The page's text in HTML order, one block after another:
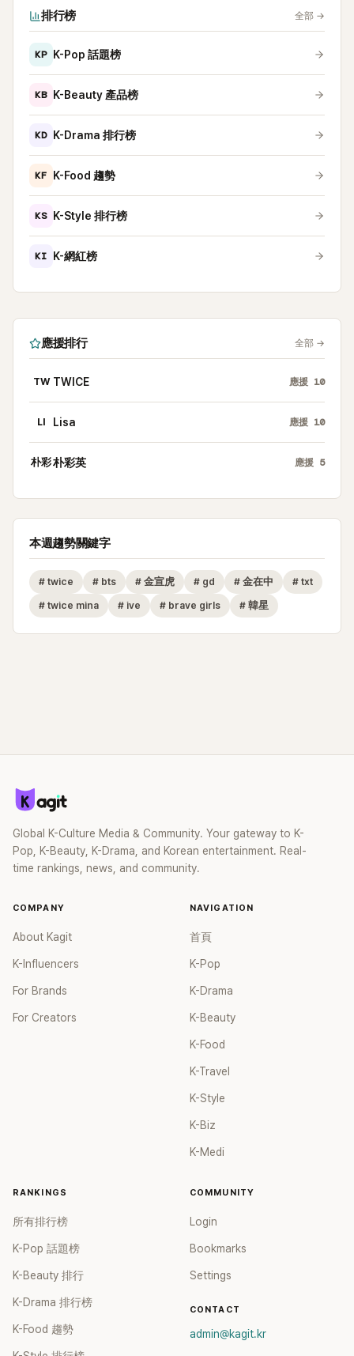
排行榜 全部 →
KP K-Pop 話題榜
KB K-Beauty 產品榜
KD K-Drama 排行榜
KF K-Food 趨勢
KS K-Style 排行榜
KI K-網紅榜
應援排行 全部 →
TW TWICE 應援 10
LI Lisa 應援 10
朴彩朴彩英 應援 5
本週趨勢關鍵字
# twice # bts # 金宣虎 # gd # 金在中 # txt
# twice mina # ive # brave girls # 韓星
Global K-Culture Media & Community. Your gateway to K-
Pop, K-Beauty, K-Drama, and Korean entertainment. Real-
time rankings, news, and community.
COMPANY
About Kagit
K-Influencers
For Brands
For Creators
NAVIGATION
首頁
K-Pop
K-Drama
K-Beauty
K-Food
K-Travel
K-Style
K-Biz
K-Medi
RANKINGS
所有排行榜
K-Pop 話題榜
K-Beauty 排行
K-Drama 排行榜
K-Food 趨勢
COMMUNITY
Login
Bookmarks
Settings
CONTACT
admin@kagit.kr